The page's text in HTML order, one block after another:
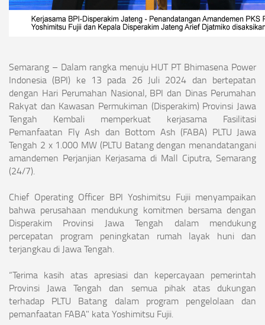
Semarang – Dalam rangka menuju HUT PT Bhimasena Power
Indonesia (BPI) ke 13 pada 26 Juli 2024 dan bertepatan
dengan Hari Perumahan Nasional, BPI dan Dinas Perumahan
Rakyat dan Kawasan Permukiman (Disperakim) Provinsi Jawa
Tengah Kembali memperkuat kerjasama Fasilitasi
Pemanfaatan Fly Ash dan Bottom Ash (FABA) PLTU Jawa
Tengah 2 x 1.000 MW (PLTU Batang dengan menandatangani
amandemen Perjanjian Kerjasama di Mall Ciputra, Semarang
(24/7).
Chief Operating Officer BPI Yoshimitsu Fujii menyampaikan
bahwa perusahaan mendukung komitmen bersama dengan
Disperakim Provinsi Jawa Tengah dalam mendukung
percepatan program peningkatan rumah layak huni dan
terjangkau di Jawa Tengah.
“Terima kasih atas apresiasi dan kepercayaan pemerintah
Provinsi Jawa Tengah dan semua pihak atas dukungan
terhadap PLTU Batang dalam program pengelolaan dan
pemanfaatan FABA" kata Yoshimitsu Fujii.